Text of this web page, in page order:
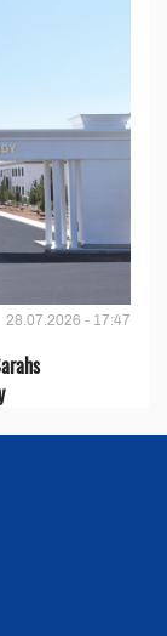
28.07.2026 - 17:47